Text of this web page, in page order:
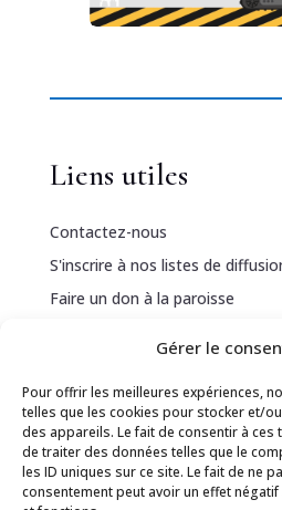
Gérer le
Pour offrir les meilleures expériences,
telles que les cookies pour stocker et/
des appareils. Le fait de consentir à
de traiter des données telles que le
les ID uniques sur ce site. Le fait de ne
consentement peut avoir un effet
Liens utiles
Contactez-nous
S'inscrire à nos listes de
Faire un don à la paroisse
Politique de confidentialité
Politique de cookies
Conditions générales